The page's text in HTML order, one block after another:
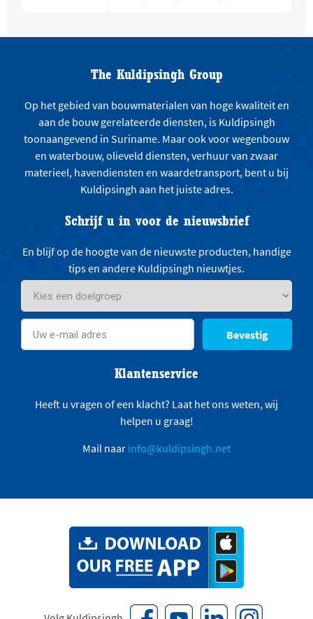
The Kuldipsingh Group
Op het gebied van bouwmaterialen van hoge kwaliteit en
aan de bouw gerelateerde diensten, is Kuldipsingh
toonaangevend in Suriname. Maar ook voor wegenbouw
en waterbouw, olieveld diensten, verhuur van zwaar
materieel, havendiensten en waardetransport, bent u bij
Kuldipsingh aan het juiste adres.
Schrijf u in voor de nieuwsbrief
En blijf op de hoogte van de nieuwste producten, handige
tips en andere Kuldipsingh nieuwtjes.
Bevestig
Klantenservice
Heeft u vragen of een klacht? Laat het ons weten, wij
helpen u graag!
Mail naar info@kuldipsingh.net